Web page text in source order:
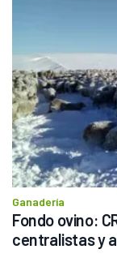
Ganadería
Fondo ovino:
centralistas y